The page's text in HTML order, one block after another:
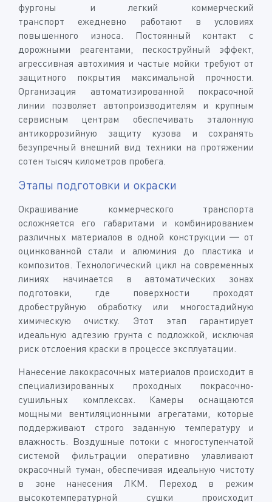
фургоны и легкий коммерческий
транспорт ежедневно работают в условиях
повышенного износа. Постоянный контакт с
дорожными реагентами, пескоструйный эффект,
агрессивная автохимия и частые мойки требуют от
защитного покрытия максимальной прочности.
Организация автоматизированной покрасочной
линии позволяет автопроизводителям и крупным
сервисным центрам обеспечивать эталонную
антикоррозийную защиту кузова и сохранять
безупречный внешний вид техники на протяжении
сотен тысяч километров пробега.
Этапы подготовки и окраски
Окрашивание коммерческого транспорта
осложняется его габаритами и комбинированием
различных материалов в одной конструкции — от
оцинкованной стали и алюминия до пластика и
композитов. Технологический цикл на современных
линиях начинается в автоматических зонах
подготовки, где поверхности проходят
дробеструйную обработку или многостадийную
химическую очистку. Этот этап гарантирует
идеальную адгезию грунта с подложкой, исключая
риск отслоения краски в процессе эксплуатации.
Нанесение лакокрасочных материалов происходит в
специализированных проходных покрасочно-
сушильных комплексах. Камеры оснащаются
мощными вентиляционными агрегатами, которые
поддерживают строго заданную температуру и
влажность. Воздушные потоки с многоступенчатой
системой фильтрации оперативно улавливают
окрасочный туман, обеспечивая идеальную чистоту
в зоне нанесения ЛКМ. Переход в режим
высокотемпературной сушки происходит